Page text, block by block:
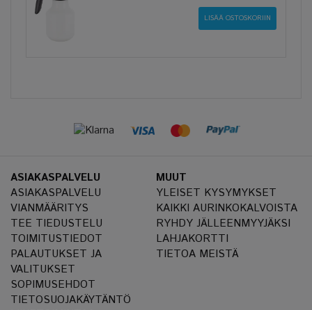
ASIAKASPALVELU
ASIAKASPALVELU
VIANMÄÄRITYS
TEE TIEDUSTELU
TOIMITUSTIEDOT
PALAUTUKSET JA
VALITUKSET
SOPIMUSEHDOT
TIETOSUOJAKÄYTÄNTÖ
MUUT
YLEISET KYSYMYKSET
KAIKKI AURINKOKALVOISTA
RYHDY JÄLLEENMYYJÄKSI
LAHJAKORTTI
TIETOA MEISTÄ